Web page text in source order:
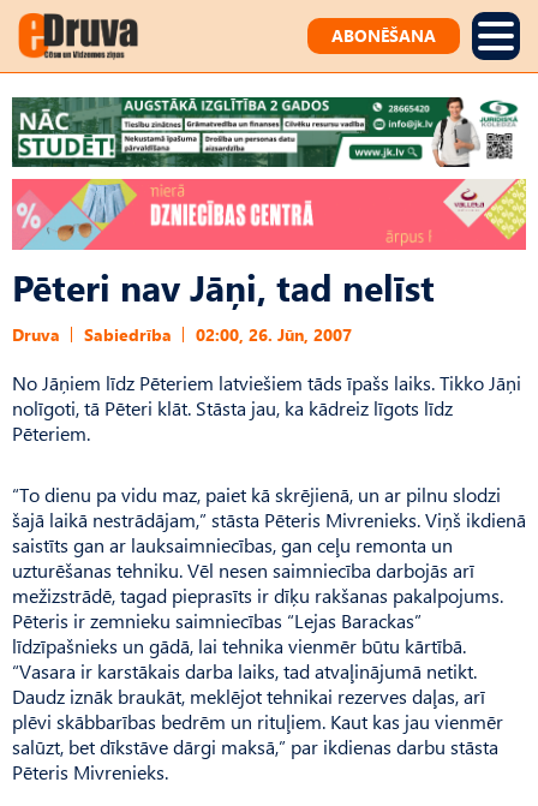
ABONĒŠANA
Pēteri nav Jāņi, tad nelīst
Druva Sabiedrība 02:00, 26. Jūn, 2007
No Jāņiem līdz Pēteriem latviešiem tāds īpašs laiks. Tikko Jāņi
nolīgoti, tā Pēteri klāt. Stāsta jau, ka kādreiz līgots līdz
Pēteriem.
“To dienu pa vidu maz, paiet kā skrējienā, un ar pilnu slodzi
šajā laikā nestrādājam,” stāsta Pēteris Mivrenieks. Viņš ikdienā
saistīts gan ar lauksaimniecības, gan ceļu remonta un
uzturēšanas tehniku. Vēl nesen saimniecība darbojās arī
mežizstrādē, tagad pieprasīts ir dīķu rakšanas pakalpojums.
Pēteris ir zemnieku saimniecības “Lejas Barackas”
līdzīpašnieks un gādā, lai tehnika vienmēr būtu kārtībā.
“Vasara ir karstākais darba laiks, tad atvaļinājumā netikt.
Daudz iznāk braukāt, meklējot tehnikai rezerves daļas, arī
plēvi skābbarības bedrēm un rituļiem. Kaut kas jau vienmēr
salūzt, bet dīkstāve dārgi maksā,” par ikdienas darbu stāsta
Pēteris Mivrenieks.